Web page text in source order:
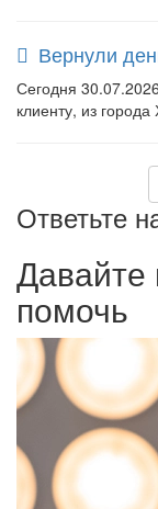
Вернули
Сегодня
клиенту, из
Ответьте
Давайте
помочь